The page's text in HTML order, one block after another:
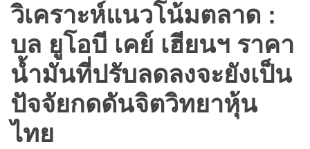
วิเคราะห์แนวโน้มตลาด :
บล ยูโอบี เคย์ เฮียนฯ ราคา
น้ำมันที่ปรับลดลงจะยังเป็น
ปัจจัยกดดันจิตวิทยาหุ้น
ไทย